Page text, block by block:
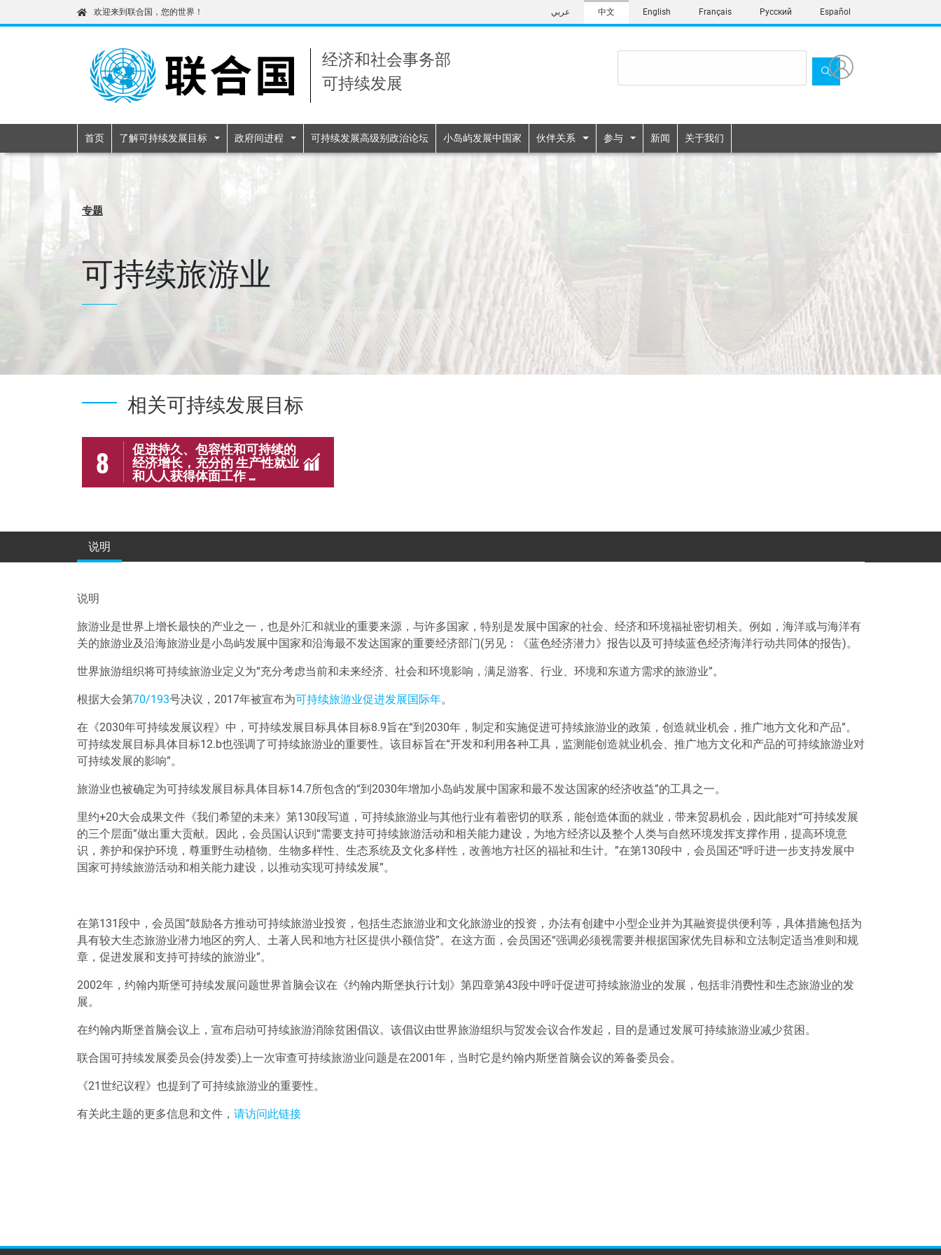
to
欢迎来到联合国，您的世界！ عربي 中文 English Français Русский Español
经济和社会事务部
可持续发展
Primary navigation
首页 了解可持续发展目标 政府间进程 可持续发展高级别政治论坛 小岛屿发展中国家 伙伴关系 参与 新闻 关于我们
专题
可持续旅游业
相关可持续发展目标
8 促进持久、包容性和可持续的
经济增长，充分的 生产性就业
和人人获得体面工作 ...
说明
说明
旅游业是世界上增长最快的产业之一，也是外汇和就业的重要来源，与许多国家，特别是发展中国家的社会、经济和环境福祉密切相关。例如，海洋或与海洋有
关的旅游业及沿海旅游业是小岛屿发展中国家和沿海最不发达国家的重要经济部门(另见：《蓝色经济潜力》报告以及可持续蓝色经济海洋行动共同体的报告)。
世界旅游组织将可持续旅游业定义为“充分考虑当前和未来经济、社会和环境影响，满足游客、行业、环境和东道方需求的旅游业”。
根据大会第70/193号决议，2017年被宣布为可持续旅游业促进发展国际年。
在《2030年可持续发展议程》中，可持续发展目标具体目标8.9旨在“到2030年，制定和实施促进可持续旅游业的政策，创造就业机会，推广地方文化和产品”。
可持续发展目标具体目标12.b也强调了可持续旅游业的重要性。该目标旨在“开发和利用各种工具，监测能创造就业机会、推广地方文化和产品的可持续旅游业对
可持续发展的影响”。
旅游业也被确定为可持续发展目标具体目标14.7所包含的“到2030年增加小岛屿发展中国家和最不发达国家的经济收益”的工具之一。
里约+20大会成果文件《我们希望的未来》第130段写道，可持续旅游业与其他行业有着密切的联系，能创造体面的就业，带来贸易机会，因此能对“可持续发展
的三个层面”做出重大贡献。因此，会员国认识到“需要支持可持续旅游活动和相关能力建设，为地方经济以及整个人类与自然环境发挥支撑作用，提高环境意
识，养护和保护环境，尊重野生动植物、生物多样性、生态系统及文化多样性，改善地方社区的福祉和生计。 ”在第130段中，会员国还“呼吁进一步支持发展中
国家可持续旅游活动和相关能力建设，以推动实现可持续发展”。
在第131段中，会员国“鼓励各方推动可持续旅游业投资，包括生态旅游业和文化旅游业的投资，办法有创建中小型企业并为其融资提供便利等，具体措施包括为
具有较大生态旅游业潜力地区的穷人、土著人民和地方社区提供小额信贷”。在这方面，会员国还“强调必须视需要并根据国家优先目标和立法制定适当准则和规
章，促进发展和支持可持续的旅游业”。
2002年，约翰内斯堡可持续发展问题世界首脑会议在《约翰内斯堡执行计划》第四章第43段中呼吁促进可持续旅游业的发展，包括非消费性和生态旅游业的发
展。
在约翰内斯堡首脑会议上，宣布启动可持续旅游消除贫困倡议。该倡议由世界旅游组织与贸发会议合作发起，目的是通过发展可持续旅游业减少贫困。
联合国可持续发展委员会(持发委)上一次审查可持续旅游业问题是在2001年，当时它是约翰内斯堡首脑会议的筹备委员会。
《21世纪议程》也提到了可持续旅游业的重要性。
有关此主题的更多信息和文件， 请访问此链接